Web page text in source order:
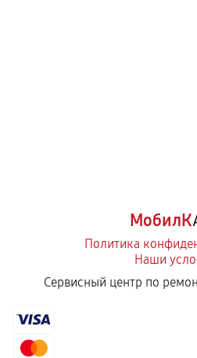
МобилК
Политика
Наши
Сервисный центр по